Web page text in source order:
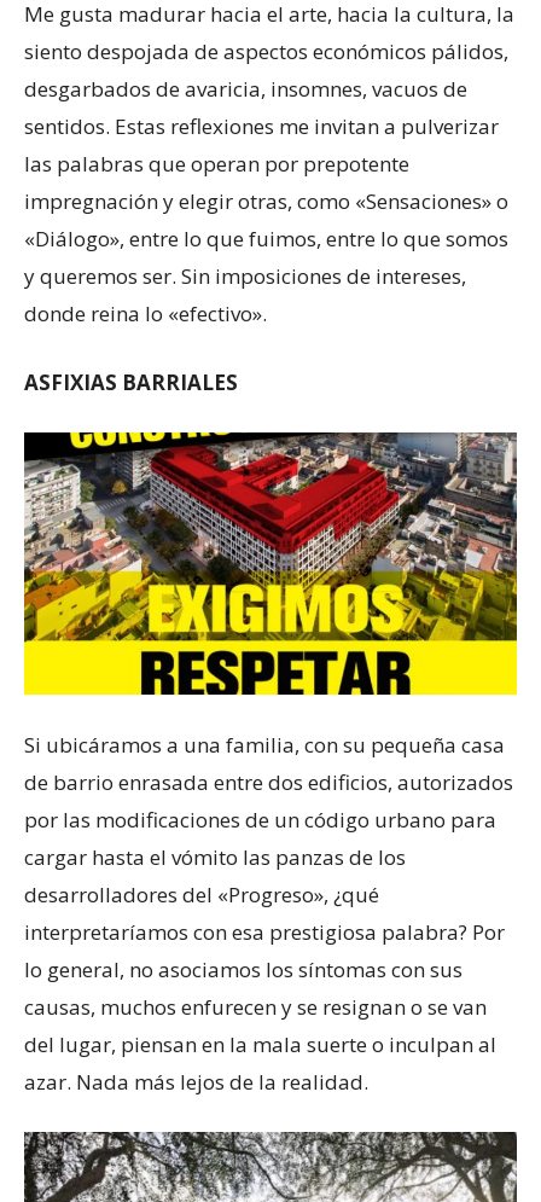
Me gusta madurar hacia el arte, hacia la cultura, la
siento despojada de aspectos económicos pálidos,
desgarbados de avaricia, insomnes, vacuos de
sentidos. Estas reflexiones me invitan a pulverizar
las palabras que operan por prepotente
impregnación y elegir otras, como «Sensaciones» o
«Diálogo», entre lo que fuimos, entre lo que somos
y queremos ser. Sin imposiciones de intereses,
donde reina lo «efectivo».
ASFIXIAS BARRIALES
Si ubicáramos a una familia, con su pequeña casa
de barrio enrasada entre dos edificios, autorizados
por las modificaciones de un código urbano para
cargar hasta el vómito las panzas de los
desarrolladores del «Progreso», ¿qué
interpretaríamos con esa prestigiosa palabra? Por
lo general, no asociamos los síntomas con sus
causas, muchos enfurecen y se resignan o se van
del lugar, piensan en la mala suerte o inculpan al
azar. Nada más lejos de la realidad.